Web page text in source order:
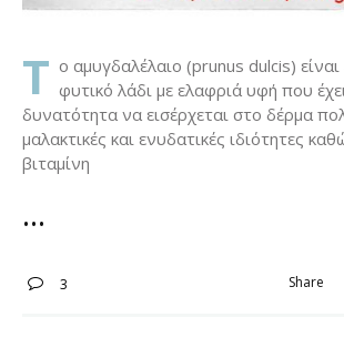
T o αμυγδαλέλαιο (prunus dulcis)
φυτικό λάδι με ελαφριά υφή που
δυνατότητα να εισέρχεται στο δέρμα
μαλακτικές και ενυδατικές ιδιότητες
βιταμίνη
3 Share